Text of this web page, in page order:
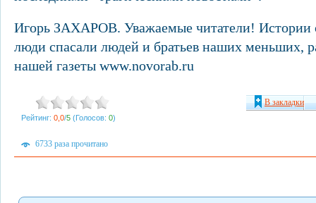
Игорь ЗАХАРОВ. Уважаемые читатели! Истории
люди спасали людей и братьев наших меньших,
нашей газеты www.novorab.ru
Рейтинг: 0,0/5 (Голосов: 0)
В закладки
6733 раза прочитано